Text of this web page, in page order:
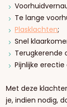
Te lange
Plasklachten;
Snel
Terugkerende
Pijnlijke
Met deze
je, indien nodig,